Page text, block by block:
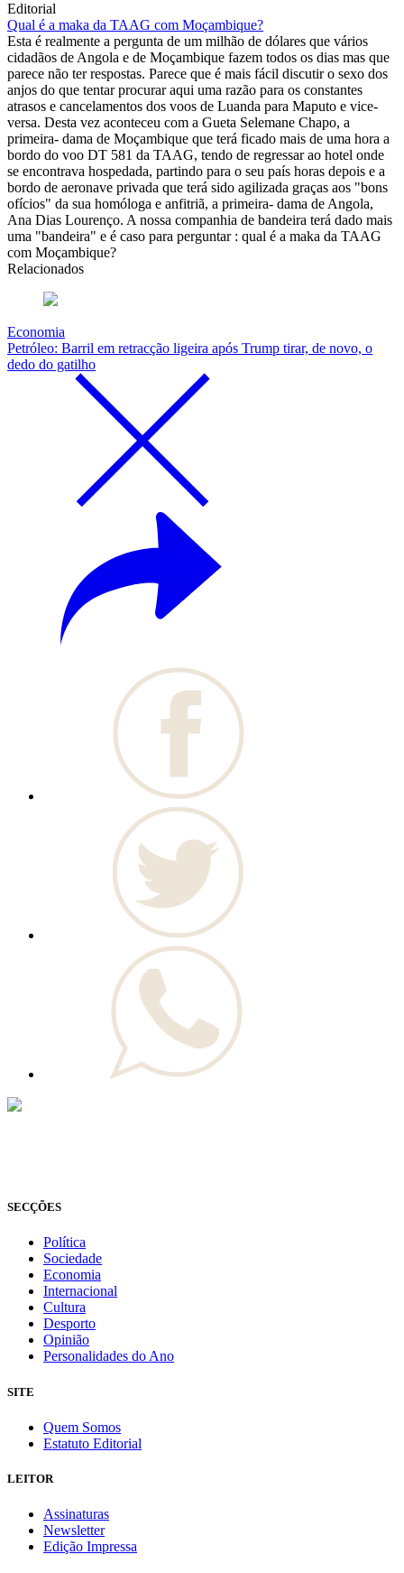
Editorial
Qual é a maka da TAAG com Moçambique?
Esta é realmente a pergunta de um milhão de dólares que vários
cidadãos de Angola e de Moçambique fazem todos os dias mas que
parece não ter respostas. Parece que é mais fácil discutir o sexo dos
anjos do que tentar procurar aqui uma razão para os constantes
atrasos e cancelamentos dos voos de Luanda para Maputo e vice-
versa. Desta vez aconteceu com a Gueta Selemane Chapo, a
primeira- dama de Moçambique que terá ficado mais de uma hora a
bordo do voo DT 581 da TAAG, tendo de regressar ao hotel onde
se encontrava hospedada, partindo para o seu país horas depois e a
bordo de aeronave privada que terá sido agilizada graças aos "bons
ofícios" da sua homóloga e anfitriã, a primeira- dama de Angola,
Ana Dias Lourenço. A nossa companhia de bandeira terá dado mais
uma "bandeira" e é caso para perguntar : qual é a maka da TAAG
com Moçambique?
Relacionados
Economia
Petróleo: Barril em retracção ligeira após Trump tirar, de novo, o
dedo do gatilho
SECÇÕES
Política
Sociedade
Economia
Internacional
Cultura
Desporto
Opinião
Personalidades do Ano
SITE
Quem Somos
Estatuto Editorial
LEITOR
Assinaturas
Newsletter
Edição Impressa